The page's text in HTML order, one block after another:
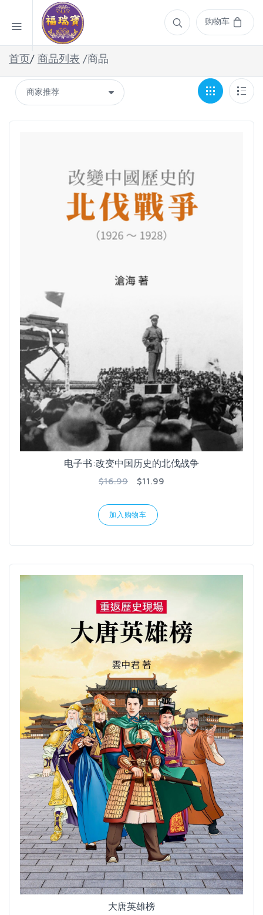
购物车
首页/ 商品列表 /商品
电子书:改变中国历史的北伐战争
$16.99
$11.99
加入购物车
大唐英雄榜